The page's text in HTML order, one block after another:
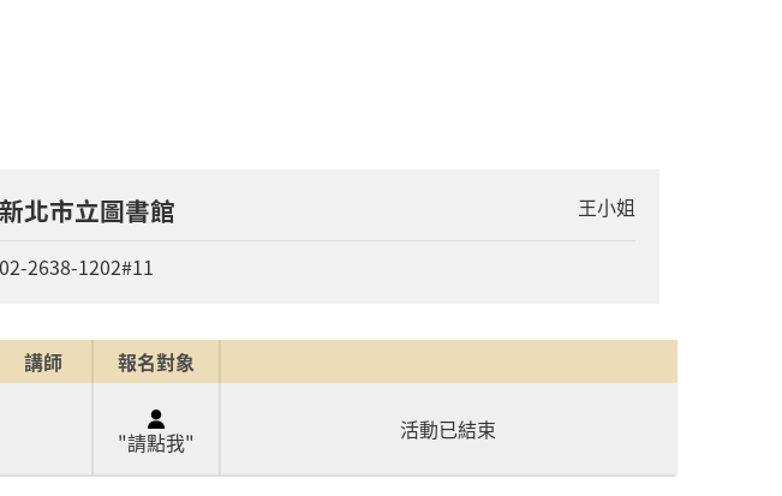
新北市立圖書館 王小姐
02-2638-1202#11
講師 報名對象
"請點我"
活動已結束